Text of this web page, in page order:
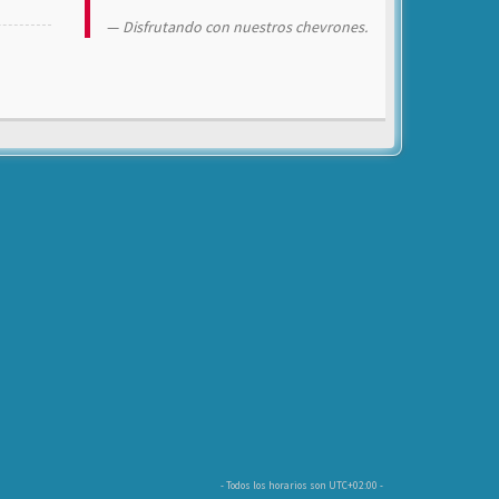
Disfrutando con nuestros chevrones.
- Todos los horarios son UTC+02:00 -